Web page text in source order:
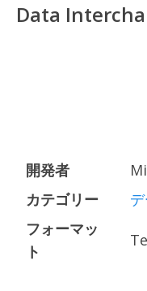
Data
開発者
カテゴリー
フォーマッ
ト